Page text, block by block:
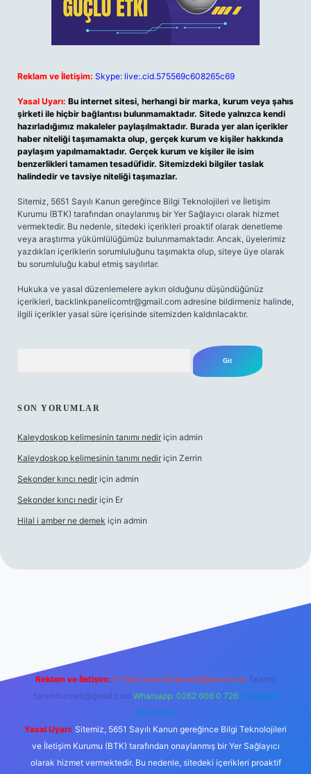
Reklam ve İletişim: Skype: live:.cid.575569c608265c69
Yasal Uyarı: Bu internet sitesi, herhangi bir marka, kurum veya şahıs
şirketi ile hiçbir bağlantısı bulunmamaktadır. Sitede yalnızca kendi
hazırladığımız makaleler paylaşılmaktadır. Burada yer alan içerikler
haber niteliği taşımamakta olup, gerçek kurum ve kişiler hakkında
paylaşım yapılmamaktadır. Gerçek kurum ve kişiler ile isim
benzerlikleri tamamen tesadüfidir. Sitemizdeki bilgiler taslak
halindedir ve tavsiye niteliği taşımazlar.
Sitemiz, 5651 Sayılı Kanun gereğince Bilgi Teknolojileri ve İletişim
Kurumu (BTK) tarafından onaylanmış bir Yer Sağlayıcı olarak hizmet
vermektedir. Bu nedenle, sitedeki içerikleri proaktif olarak denetleme
veya araştırma yükümlülüğümüz bulunmamaktadır. Ancak, üyelerimiz
yazdıkları içeriklerin sorumluluğunu taşımakta olup, siteye üye olarak
bu sorumluluğu kabul etmiş sayılırlar.
Hukuka ve yasal düzenlemelere aykırı olduğunu düşündüğünüz
içerikleri, backlinkpanelicomtr@gmail.com adresine bildirmeniz halinde,
ilgili içerikler yasal süre içerisinde sitemizden kaldırılacaktır.
SON YORUMLAR
Kaleydoskop kelimesinin tanımı nedir için admin
Kaleydoskop kelimesinin tanımı nedir için Zerrin
Sekonder kırıcı nedir için admin
Sekonder kırıcı nedir için Er
Hilal i amber ne demek için admin
Reklam ve İletişim: E-mail: backlinkpaneli@gmail.com Teams:
forumhizmeti@gmail.com Whatsapp: 0262 606 0 726 Telegram:
@karabul
Yasal Uyarı: Sitemiz, 5651 Sayılı Kanun gereğince Bilgi Teknolojileri
ve İletişim Kurumu (BTK) tarafından onaylanmış bir Yer Sağlayıcı
olarak hizmet vermektedir. Bu nedenle, sitedeki içerikleri proaktif